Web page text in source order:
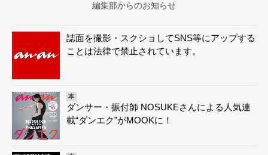
編集部からのお知らせ
誌面を撮影・スクショしてSNS等にアップする
ことは法律で禁止されています。
本
ダンサー・振付師 NOSUKEさんによる人気連
載“ダンエク”がMOOKに！